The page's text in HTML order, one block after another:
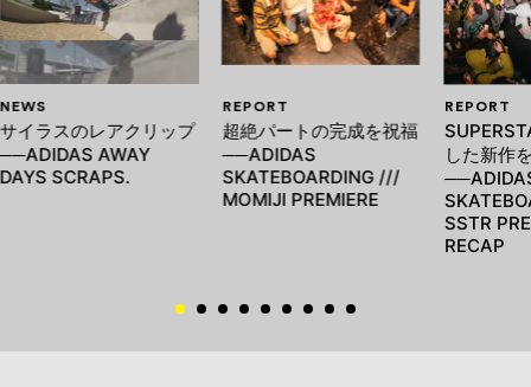
NEWS
サイラスのレアクリップ
──ADIDAS AWAY
DAYS SCRAPS.
REPORT
超絶パートの完成を祝福
──ADIDAS
SKATEBOARDING ///
MOMIJI PREMIERE
REPORT
した新作
SSTR
RECAP